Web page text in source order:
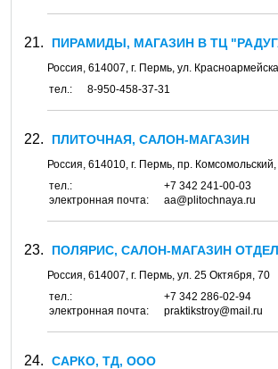
ПИРАМИДЫ, МАГАЗИН В ТЦ
Россия, 614007, г. Пермь, ул.
тел.:
8-950-458-37-31
ПЛИТОЧНАЯ, САЛОН-МАГАЗИН
Россия, 614010, г. Пермь, пр.
тел.:
+7 342 241-00-03
электронная почта:
aa@plitochnaya.ru
ПОЛЯРИС, САЛОН-МАГАЗИН
Россия, 614007, г. Пермь, ул. 25 Октября, 70
тел.:
+7 342 286-02-94
электронная почта:
praktikstroy@mail.ru
САРКО, ТД, ООО